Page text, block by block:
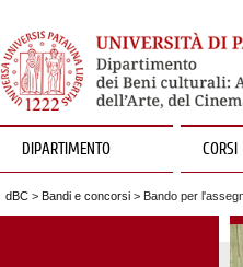
DIPARTIMENTO CORSI
dBC > Bandi e concorsi > Bando per